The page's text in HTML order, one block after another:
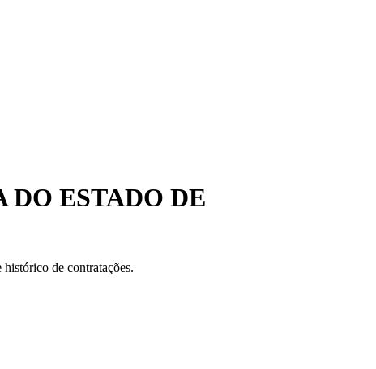
ESTADO DE
de contratações.